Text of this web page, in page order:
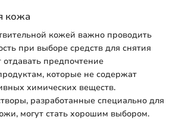
кожа
кожей важно проводить
при выборе средств для снятия
предпочтение
которые не содержат
химических веществ.
разработанные специально для
могут стать хорошим выбором.